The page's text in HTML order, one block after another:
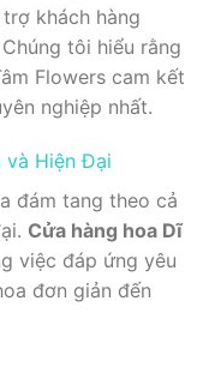
khách hàng
tôi hiểu rằng
Flowers cam kết
nghiệp nhất.
và Hiện Đại
đám tang theo cả
Cửa hàng hoa Dĩ
việc đáp ứng yêu
đơn giản đến